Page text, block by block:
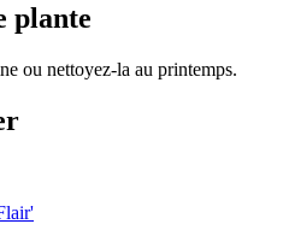
plante
ou nettoyez-la au printemps.